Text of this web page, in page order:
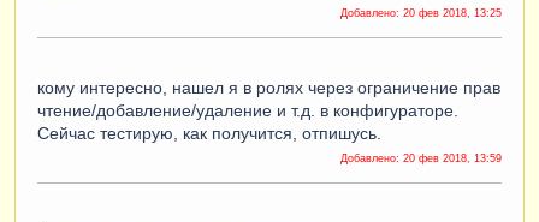
Добавлено: 20 фев 2018, 13:25
кому интересно, нашел я в ролях через ограничение прав
чтение/добавление/удаление и т.д. в конфигураторе.
Сейчас тестирую, как получится, отпишусь.
Добавлено: 20 фев 2018, 13:59